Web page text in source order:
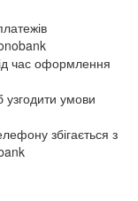
час оформлення
умови
збігається з